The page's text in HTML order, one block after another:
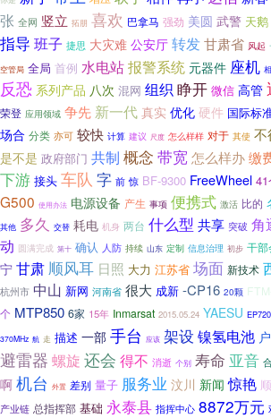
张 全网 竖立 拓朋 喜欢 巴拿马 强劲 美圆 武警 天鹅
指导 班子 捷思 大灾难 公安厅 转发甘肃省 风起
空管局 全局 首例 水电站报警系统 元器件 座机
反恐 系列产品 八次 混网 组织 睁开 微信 高管
荣登 应用领域 争先 新一代 真实 优化 硬件 国际标
场合 分类 亦可 较快 计算 建议 尺度 怎么样样 对于 其使 不
是不是 政府部门 共制 概念 带宽怎么样办缴
下游 接头 车队 字 前 惊 BF-9300 FreeWheel
G500 使用办法 电源设备 产生 事项 便携式 激活 比的
其他 多久 交替 耗电 机身 两台 什么型 共享 突破 角
动 圆满完成 第十 确认 人防 持续 山东 定制 信息治理 初步 干部
宁甘肃 顺风耳 日照 大力 江苏省 场面 新技术
杭州市 中山 新网 河南省 很大 成新 -CP16 20颗
个 MTP850 6家 15年 Inmarsat 2015.05.24 YAESU EP720
370MHz 航 走 描述 一部 手台 应该 架设 镍氢电池
避雷器 螺旋 还会 得不 消逝 个别 寿命 亚音
啊 机台 外置 差别 量子 服务业 汶川 新闻 惊艳
产业链 总指挥部 基础 永泰县 指挥中心 8872万元